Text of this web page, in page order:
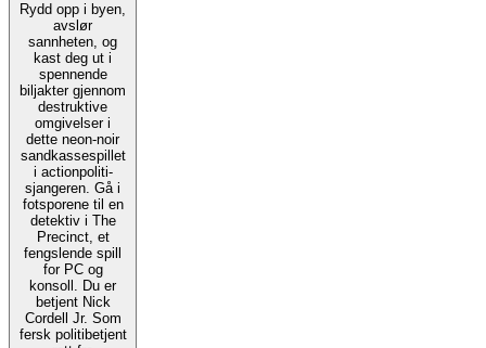
Rydd opp i byen,
avslør
sannheten, og
kast deg ut i
spennende
biljakter gjennom
destruktive
omgivelser i
dette neon-noir
sandkassespillet
i actionpoliti-
sjangeren. Gå i
fotsporene til en
detektiv i The
Precinct, et
fengslende spill
for PC og
konsoll. Du er
betjent Nick
Cordell Jr. Som
fersk politibetjent